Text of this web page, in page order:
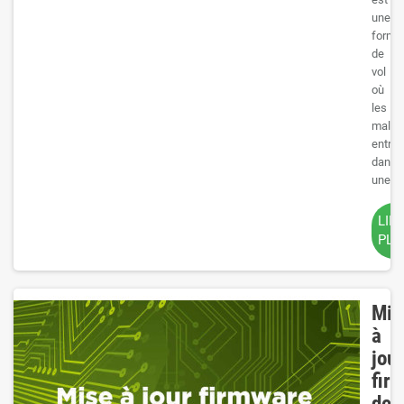
une
forme
de
vol
où
les
dans
une...
LIRE
à
jour